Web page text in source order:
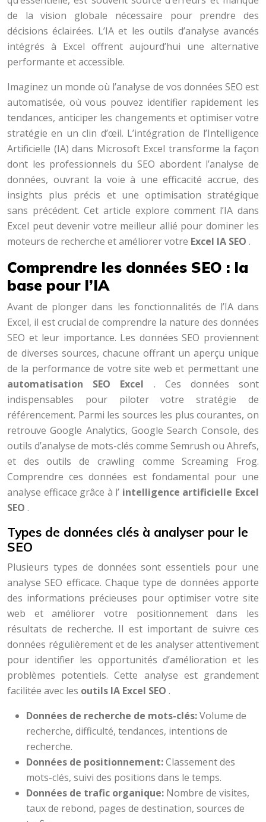
de la vision globale nécessaire pour prendre des
décisions éclairées. L’IA et les outils d’analyse avancés
intégrés à Excel offrent aujourd’hui une alternative
performante et accessible.
Imaginez un monde où l’analyse de vos données SEO est
automatisée, où vous pouvez identifier rapidement les
tendances, anticiper les changements et optimiser votre
stratégie en un clin d’œil. L’intégration de l’Intelligence
Artificielle (IA) dans Microsoft Excel transforme la façon
dont les professionnels du SEO abordent l’analyse de
données, ouvrant la voie à une efficacité accrue, des
insights plus précis et une optimisation stratégique
sans précédent. Cet article explore comment l’IA dans
Excel peut devenir votre meilleur allié pour dominer les
moteurs de recherche et améliorer votre Excel IA SEO .
Comprendre les données SEO : la
base pour l’IA
Avant de plonger dans les fonctionnalités de l’IA dans
Excel, il est crucial de comprendre la nature des données
SEO et leur importance. Les données SEO proviennent
de diverses sources, chacune offrant un aperçu unique
de la performance de votre site web et permettant une
automatisation SEO Excel . Ces données sont
indispensables pour piloter votre stratégie de
référencement. Parmi les sources les plus courantes, on
retrouve Google Analytics, Google Search Console, des
outils d’analyse de mots-clés comme Semrush ou Ahrefs,
et des outils de crawling comme Screaming Frog.
Comprendre ces données est fondamental pour une
analyse efficace grâce à l’ intelligence artificielle Excel
SEO .
Types de données clés à analyser pour le
SEO
Plusieurs types de données sont essentiels pour une
analyse SEO efficace. Chaque type de données apporte
des informations précieuses pour optimiser votre site
web et améliorer votre positionnement dans les
résultats de recherche. Il est important de suivre ces
données régulièrement et de les analyser attentivement
pour identifier les opportunités d’amélioration et les
problèmes potentiels. Cette analyse est grandement
facilitée avec les outils IA Excel SEO .
Données de recherche de mots-clés:Volume de
recherche, difficulté, tendances, intentions de
recherche.
Données de positionnement:Classement des
mots-clés, suivi des positions dans le temps.
Données de trafic organique: Nombre de visites,
taux de rebond, pages de destination, sources de